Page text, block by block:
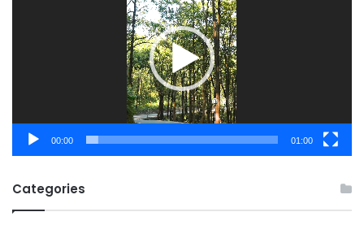
00:00 01:00
Categories